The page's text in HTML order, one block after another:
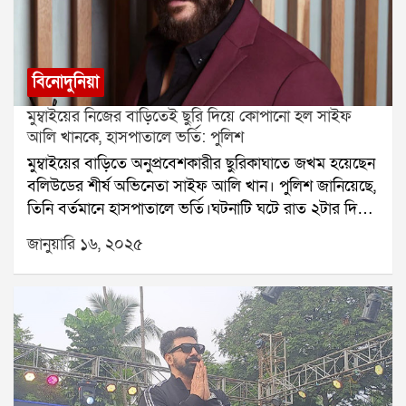
মানুষজন আগুন নেভানোর কাজ হাত লাগান। ঠিক কীভাবে ওই
বিস্ফোরণ হল তা এখনও স্পষ্ট নয়। এর আগে পূর্ব
মেদিনীপুরের এগরা, দক্ষিণ ২৪ পরগনার চম্পাহাটি ও
মহেশতলায়, উত্তর ২৪ পরগনার দত্তপুকুরে বাজি কারখানায়
বিস্ফোরণ হয়েছিল।
বিনোদুনিয়া
মুম্বাইয়ের নিজের বাড়িতেই ছুরি দিয়ে কোপানো হল সাইফ
আলি খানকে, হাসপাতালে ভর্তি: পুলিশ
মুম্বাইয়ের বাড়িতে অনুপ্রবেশকারীর ছুরিকাঘাতে জখম হয়েছেন
বলিউডের শীর্ষ অভিনেতা সাইফ আলি খান। পুলিশ জানিয়েছে,
তিনি বর্তমানে হাসপাতালে ভর্তি।ঘটনাটি ঘটে রাত ২টার দিকে
বান্দ্রার সাইফ আলি খানের ১১ তলার ফ্ল্যাটে এক অঞ্জাত
পরিচয় ব্যাক্তি ঢুকে পড়ে। অভিনেতা অনুপ্রবেশকারীকে ধরতে
চেষ্টা করলেও অনুপ্রবেশকারী তাকে ছুরিকাঘাত করে।গত রাতে
এক অজ্ঞাত ব্যক্তি অভিনেতা সাইফ আলি খানের বাড়িতে
প্রবেশ করে এবং তার পরিচারিকার সাথে তর্ক করে। অভিনেতা
যখন হস্তক্ষেপ করে লোকটিকে শান্ত করার চেষ্টা করেন, তখন
সে সাইফ আলি খানের উপর হামলা করে তাকে আহত করে।
পুলিশ বিষয়টি তদন্ত করছে, মুম্বাই পুলিশ জানিয়েছে।প্রাথমিক
জানুয়ারি ১৬, ২০২৫